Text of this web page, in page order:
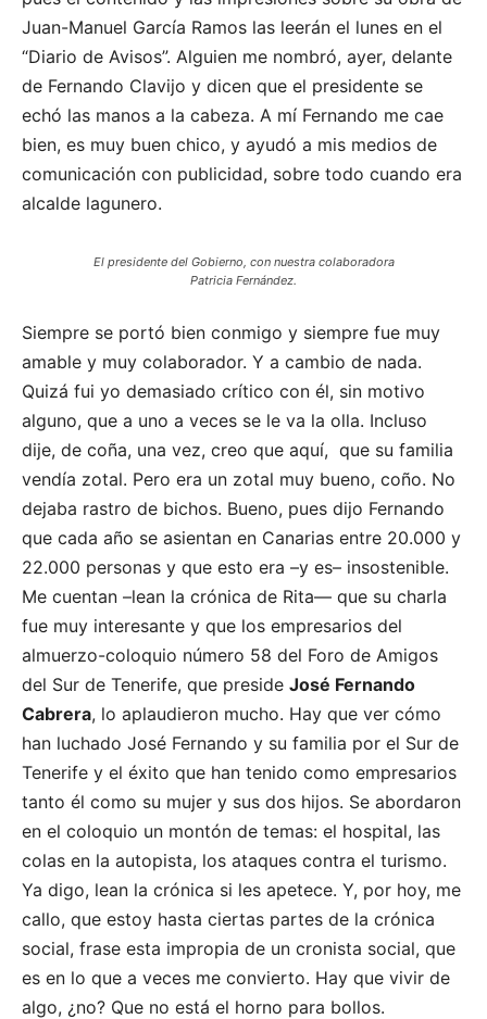
Juan-Manuel García Ramos las leerán el lunes en el
“Diario de Avisos”. Alguien me nombró, ayer, delante
de Fernando Clavijo y dicen que el presidente se
echó las manos a la cabeza. A mí Fernando me cae
bien, es muy buen chico, y ayudó a mis medios de
comunicación con publicidad, sobre todo cuando era
alcalde lagunero.
El presidente del Gobierno, con nuestra colaboradora
Patricia Fernández.
Siempre se portó bien conmigo y siempre fue muy
amable y muy colaborador. Y a cambio de nada.
Quizá fui yo demasiado crítico con él, sin motivo
alguno, que a uno a veces se le va la olla. Incluso
dije, de coña, una vez, creo que aquí, que su familia
vendía zotal. Pero era un zotal muy bueno, coño. No
dejaba rastro de bichos. Bueno, pues dijo Fernando
que cada año se asientan en Canarias entre 20.000 y
22.000 personas y que esto era –y es– insostenible.
Me cuentan –lean la crónica de Rita— que su charla
fue muy interesante y que los empresarios del
almuerzo-coloquio número 58 del Foro de Amigos
del Sur de Tenerife, que preside José Fernando
Cabrera, lo aplaudieron mucho. Hay que ver cómo
han luchado José Fernando y su familia por el Sur de
Tenerife y el éxito que han tenido como empresarios
tanto él como su mujer y sus dos hijos. Se abordaron
en el coloquio un montón de temas: el hospital, las
colas en la autopista, los ataques contra el turismo.
Ya digo, lean la crónica si les apetece. Y, por hoy, me
callo, que estoy hasta ciertas partes de la crónica
social, frase esta impropia de un cronista social, que
es en lo que a veces me convierto. Hay que vivir de
algo, ¿no? Que no está el horno para bollos.